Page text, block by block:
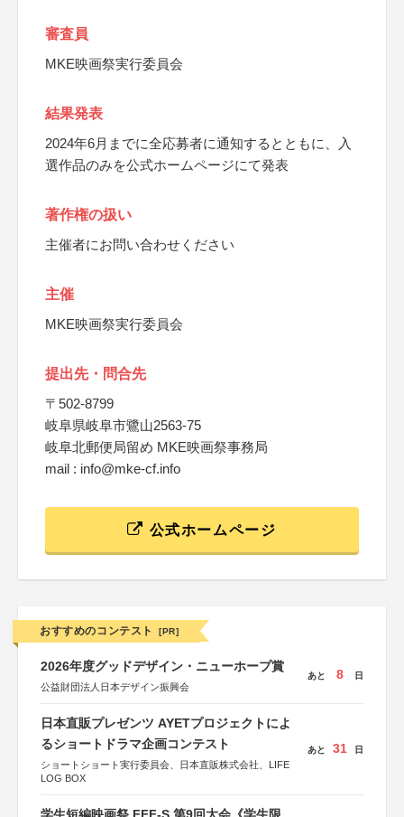
審査員
MKE映画祭実行委員会
結果発表
2024年6月までに全応募者に通知するとともに、入
選作品のみを公式ホームページにて発表
著作権の扱い
主催者にお問い合わせください
主催
MKE映画祭実行委員会
提出先・問合先
〒502-8799
岐阜県岐阜市鷺山2563-75
岐阜北郵便局留め MKE映画祭事務局
mail : info@mke-cf.info
公式ホームページ
おすすめのコンテスト [PR]
2026年度グッドデザイン・ニューホープ賞
公益財団法人日本デザイン振興会
あと 8 日
日本直販プレゼンツ AYETプロジェクトによ
るショートドラマ企画コンテスト
ショートショート実行委員会、日本直販株式会社、LIFE
LOG BOX
あと 31 日